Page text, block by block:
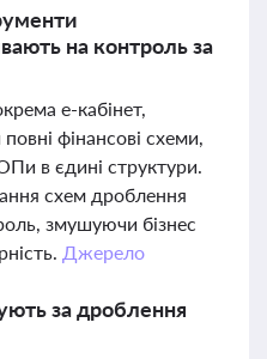
на контроль за
е-кабінет,
фінансові схеми,
в єдині структури.
схем дроблення
змушуючи бізнес
Джерело
за дроблення